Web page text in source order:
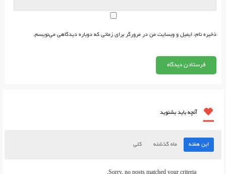
ذخیره نام، ایمیل و وبسایت من در مرورگر برای زمانی که دوباره دیدگاهی می‌نویسم.
آنچه باید بشنوید
این هفته ماه گذشته کلی